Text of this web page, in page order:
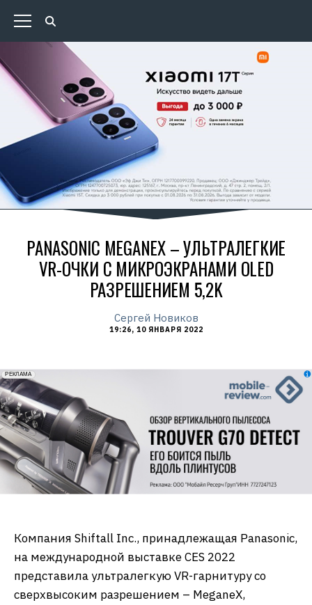
PANASONIC MEGANEX – УЛЬТРАЛЕГКИЕ
VR-ОЧКИ С МИКРОЭКРАНАМИ OLED
РАЗРЕШЕНИЕМ 5,2K
Сергей Новиков
19:26, 10 ЯНВАРЯ 2022
erid: 2VfnxxmNzs5
РЕКЛАМА
Компания Shiftall Inc., принадлежащая Panasonic,
на международной выставке CES 2022
представила ультралегкую VR-гарнитуру со
сверхвысоким разрешением – MeganeX,